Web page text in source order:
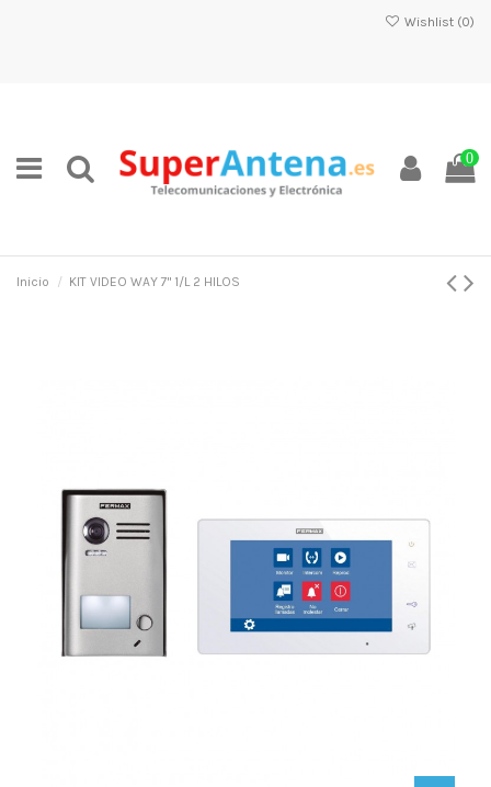
Wishlist (0)
0
Inicio KIT VIDEO WAY 7" 1/L 2 HILOS